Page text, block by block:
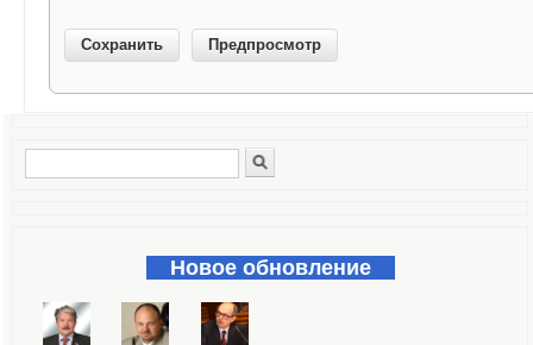
Форма поиска
Новое обновление